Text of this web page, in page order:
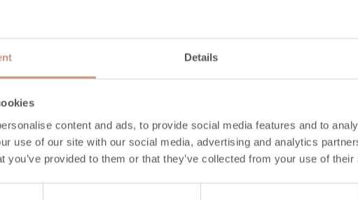
Details
content and ads, to provide social media features and to
use of our site with our social media, advertising and analytics
you’ve provided to them or that they’ve collected from your use of
mm
kg
m2
Paino
810 -930 kg
Lämmitysala
20-70 m2
TUTUSTU